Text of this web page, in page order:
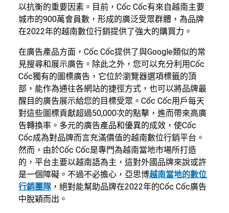
以抗衡的重要因素。目前，Cốc Cốc有來自越南主要
城市的900萬會員數，形成的廣泛受眾群體，為品牌
在2022年的越南數位行銷提供了強大的購買力。
在廣告產品方面，Cốc Cốc提供了與Google類似的常
見搜尋和展示廣告。除此之外，您可以充分利用Cốc
Cốc獨有的圖標廣告，它位於瀏覽器選項標籤的頂
部，能作為通往各網站的捷徑方式，也可以將品牌最
醒目的廣告展示給您的目標受眾。Cốc Cốc用戶每天
對這些圖標貢獻超過50,000次的點擊，進而帶來高廣
告轉換率。多元的廣告產品和優異的成效，使Cốc
Cốc成為對品牌而言充滿價值的越南數位行銷平台。
然而，由於Cốc Cốc是專門為越南當地市場所打造
的，平台主要以越南語為主，這對外國品牌來說或許
是一個障礙。不過不必擔心，亞思博越南當地的數位
行銷團隊，絕對能幫助品牌在2022年的Cốc Cốc廣告
中脫穎而出。